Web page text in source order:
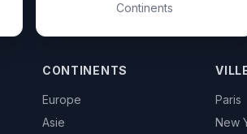
Continents
CONTINENTS
Europe
Asie
Paris
New